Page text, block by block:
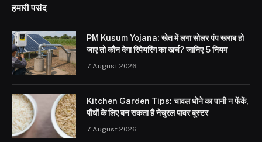
हमारी पसंद
PM Kusum Yojana: खेत में लगा सोलर पंप खराब हो
जाए तो कौन देगा रिपेयरिंग का खर्च? जानिए 5 नियम
7 August 2026
Kitchen Garden Tips: चावल धोने का पानी न फेंकें,
पौधों के लिए बन सकता है नेचुरल पावर बूस्टर
7 August 2026